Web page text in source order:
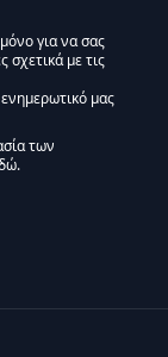
για να σας
σχετικά με τις
δελτίο
μας
των